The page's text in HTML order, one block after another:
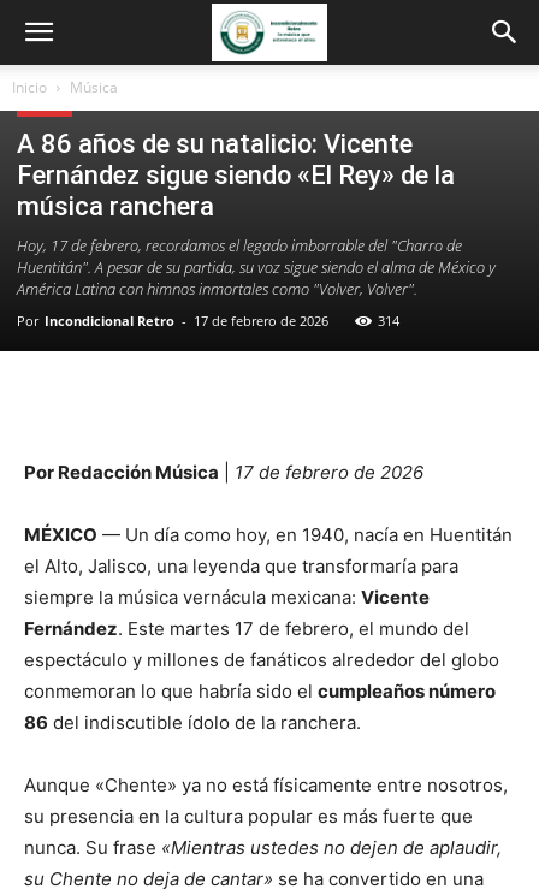
Inicio Música
A 86 años de su natalicio: Vicente
Fernández sigue siendo «El Rey» de la
música ranchera
Hoy, 17 de febrero, recordamos el legado imborrable del "Charro de
Huentitán". A pesar de su partida, su voz sigue siendo el alma de México y
América Latina con himnos inmortales como "Volver, Volver".
Por Incondicional Retro - 17 de febrero de 2026 314
Por Redacción Música 17 de febrero de 2026
MÉXICO — Un día como hoy, en 1940, nacía en Huentitán
el Alto, Jalisco, una leyenda que transformaría para
siempre la música vernácula mexicana: Vicente
Fernández. Este martes 17 de febrero, el mundo del
espectáculo y millones de fanáticos alrededor del globo
conmemoran lo que habría sido el cumpleaños número
86 del indiscutible ídolo de la ranchera.
Aunque «Chente» ya no está físicamente entre nosotros,
su presencia en la cultura popular es más fuerte que
nunca. Su frase «Mientras ustedes no dejen de aplaudir,
su Chente no deja de cantar» se ha convertido en una